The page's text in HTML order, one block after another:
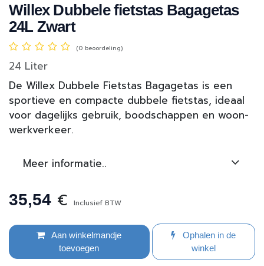
Willex Dubbele fietstas Bagagetas
24L Zwart
(0 beoordeling)
24 Liter
De Willex Dubbele Fietstas Bagagetas is een
sportieve en compacte dubbele fietstas, ideaal
voor dagelijks gebruik, boodschappen en woon-
werkverkeer.
Meer informatie..
35,54 € Inclusief BTW
Aan winkelmandje
toevoegen
Ophalen in de
winkel